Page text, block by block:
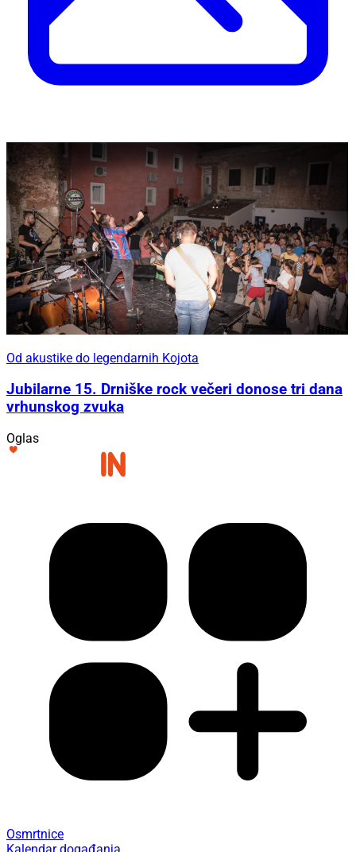
Od akustike do legendarnih Kojota
Jubilarne 15. Drniške rock večeri donose tri dana
vrhunskog zvuka
Oglas
Osmrtnice
Kalendar događanja